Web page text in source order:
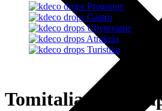
Programy
Gastro
Ubytovanie
Atrakcia
Turistika
Tomitalia pizza